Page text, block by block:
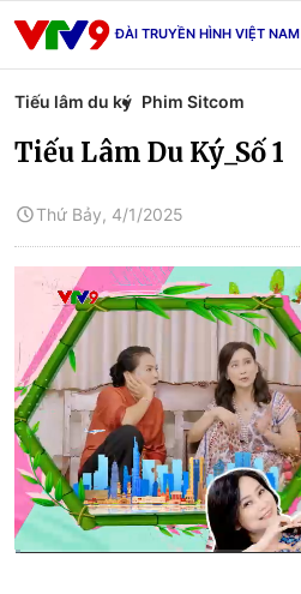
ĐÀI TRUYỀN HÌNH VIỆT NAM
Tiếu lâm du ký Phim Sitcom
Tiếu Lâm Du Ký_Số 1
Thứ Bảy, 4/1/2025